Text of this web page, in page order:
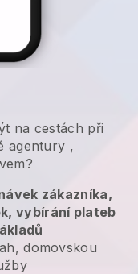
na cestách při
agentury ,
zákazníka,
vybírání plateb
domovskou